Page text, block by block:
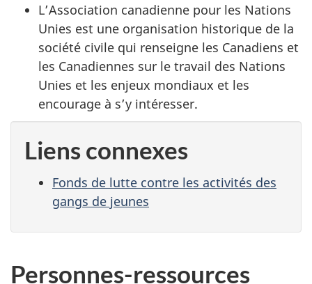
L’Association canadienne pour les Nations
Unies est une organisation historique de la
société civile qui renseigne les Canadiens et
les Canadiennes sur le travail des Nations
Unies et les enjeux mondiaux et les
encourage à s’y intéresser.
Liens connexes
Fonds de lutte contre les activités des
gangs de jeunes
Personnes-ressources